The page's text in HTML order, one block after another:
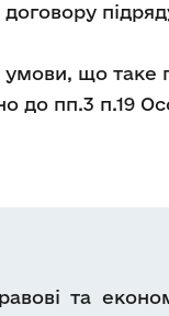
умови, що
до пп.3 п.19
та